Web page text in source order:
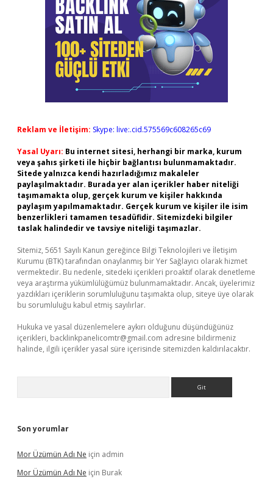
Reklam ve İletişim: Skype: live:.cid.575569c608265c69
Yasal Uyarı: Bu internet sitesi, herhangi bir marka, kurum
veya şahıs şirketi ile hiçbir bağlantısı bulunmamaktadır.
Sitede yalnızca kendi hazırladığımız makaleler
paylaşılmaktadır. Burada yer alan içerikler haber niteliği
taşımamakta olup, gerçek kurum ve kişiler hakkında
paylaşım yapılmamaktadır. Gerçek kurum ve kişiler ile isim
benzerlikleri tamamen tesadüfidir. Sitemizdeki bilgiler
taslak halindedir ve tavsiye niteliği taşımazlar.
Sitemiz, 5651 Sayılı Kanun gereğince Bilgi Teknolojileri ve İletişim
Kurumu (BTK) tarafından onaylanmış bir Yer Sağlayıcı olarak hizmet
vermektedir. Bu nedenle, sitedeki içerikleri proaktif olarak denetleme
veya araştırma yükümlülüğümüz bulunmamaktadır. Ancak, üyelerimiz
yazdıkları içeriklerin sorumluluğunu taşımakta olup, siteye üye olarak
bu sorumluluğu kabul etmiş sayılırlar.
Hukuka ve yasal düzenlemelere aykırı olduğunu düşündüğünüz
içerikleri, backlinkpanelicomtr@gmail.com adresine bildirmeniz
halinde, ilgili içerikler yasal süre içerisinde sitemizden kaldırılacaktır.
Son yorumlar
Mor Üzümün Adı Ne için admin
Mor Üzümün Adı Ne için Burak